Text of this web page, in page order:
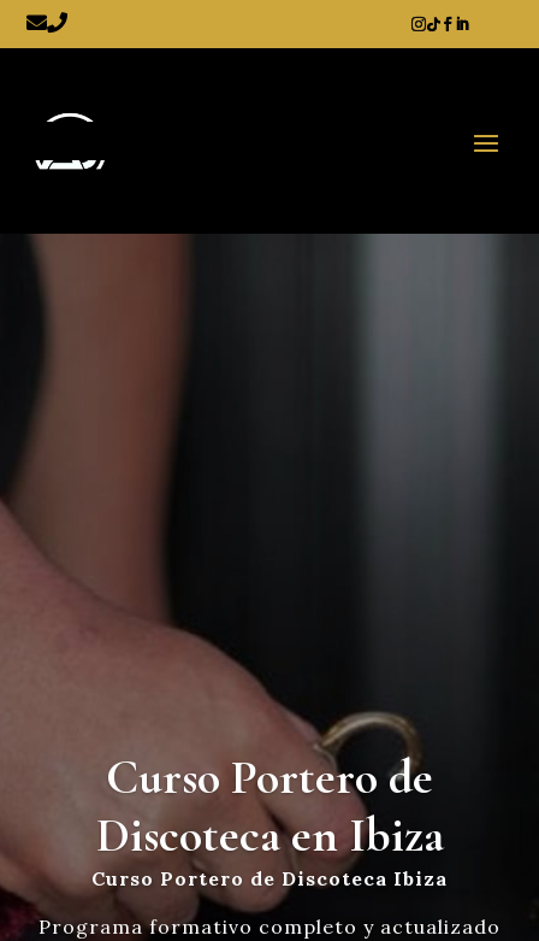
Curso Portero de
Discoteca en Ibiza
Curso Portero de Discoteca Ibiza
Programa formativo completo y actualizado